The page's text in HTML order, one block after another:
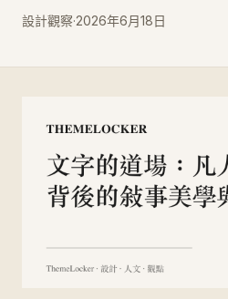
設計觀察·2026年6月18日